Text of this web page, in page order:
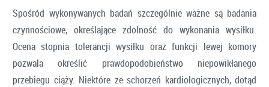
Spośród wykonywanych badań szczególnie ważne są badania
czynnościowe, określające zdolność do wykonania wysiłku.
Ocena stopnia tolerancji wysiłku oraz funkcji lewej komory
pozwala określić prawdopodobieństwo niepowikłanego
przebiegu ciąży. Niektóre ze schorzeń kardiologicznych, dotąd